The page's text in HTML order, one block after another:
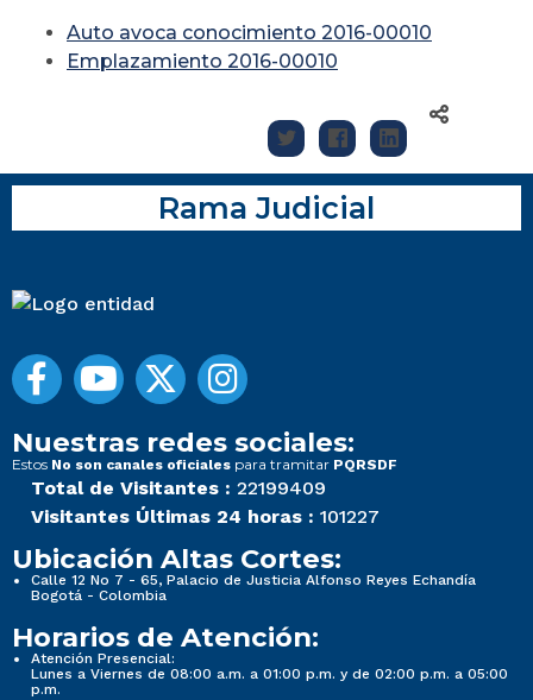
Auto avoca conocimiento 2016-00010
Emplazamiento 2016-00010
Rama Judicial
Nuestras redes sociales:
Estos No son canales oficiales para tramitar PQRSDF
Total de Visitantes : 22199409
Visitantes Últimas 24 horas : 101227
Ubicación Altas Cortes:
Calle 12 No 7 - 65, Palacio de Justicia Alfonso Reyes Echandía
Bogotá - Colombia
Horarios de Atención:
Atención Presencial:
Lunes a Viernes de 08:00 a.m. a 01:00 p.m. y de 02:00 p.m. a 05:00
p.m.